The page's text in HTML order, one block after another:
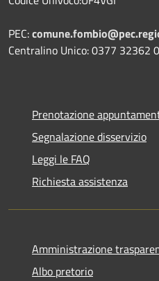
PEC:
Centralino Unico: 0377 32362
Prenotazione
Segnalazione disservizio
Leggi le FAQ
Richiesta assistenza
Amministrazione
Albo pretorio